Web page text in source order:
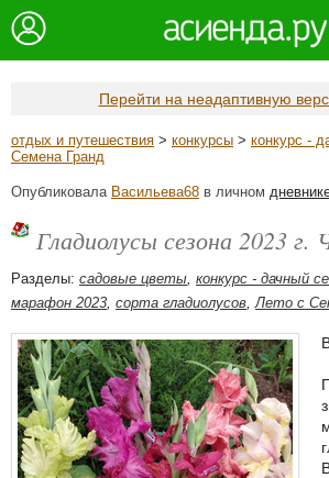
Перейти на неадаптивную
отдых и путешествия > конкурсы > конкурс -
Семена Гранд
Опубликовала Васильева68 в личном
Гладиолусы сезона 2023 г.
Разделы: садовые цветы, конкурс - дачный
марафон 2023, сорта гладиолусов,Лето с